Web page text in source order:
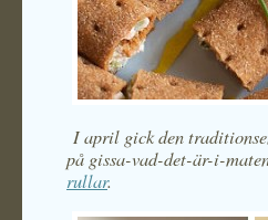
I april gick den
på gissa-vad-det-är-i-
rullar.